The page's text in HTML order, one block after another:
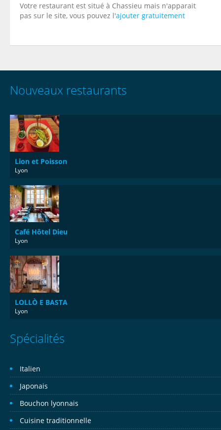
Votre restaurant est situé à Chassieu mais n'apparait
pas sur le site, vous pouvez l'ajouter gratuitement
Nouveaux restaurants
Lion et Poisson
Lyon
Café Hôtel Dieu
Lyon
LOLLÒ E BASTA
Lyon
Spécialités
Italien
Japonais
Bouchon lyonnais
Cuisine traditionnelle